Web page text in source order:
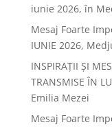
iunie 2026, în
Mesaj Foarte
IUNIE 2026,
INSPIRAȚII ȘI
TRANSMISE ÎN
Emilia Mezei
Mesaj Foarte